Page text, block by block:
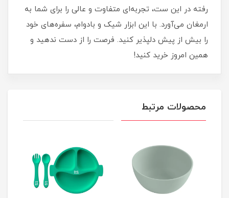
رفته در این ست، تجربه‌ای متفاوت و عالی را برای شما به
ارمغان می‌آورد. با این ابزار شیک و بادوام، سفره‌های خود
را بیش از پیش دلپذیر کنید. فرصت را از دست ندهید و
همین امروز خرید کنید!
محصولات مرتبط